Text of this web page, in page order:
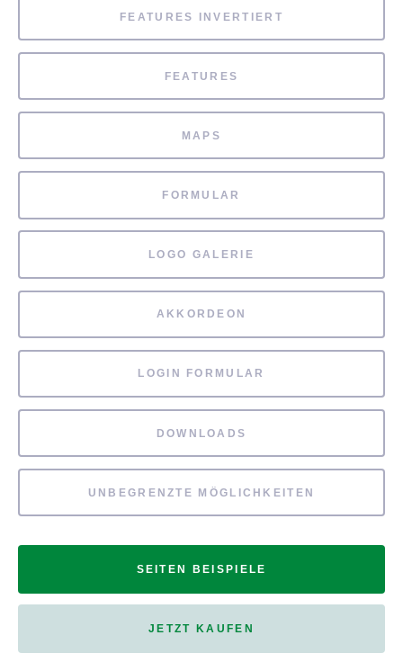
FEATURES INVERTIERT
FEATURES
MAPS
FORMULAR
LOGO GALERIE
AKKORDEON
LOGIN FORMULAR
DOWNLOADS
UNBEGRENZTE MÖGLICHKEITEN
SEITEN BEISPIELE
JETZT KAUFEN